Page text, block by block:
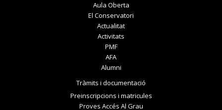
Aula Oberta
El Conservatori
Actualitat
Activitats
PMF
AFA
Alumni
Tràmits i documentació
Preinscripcions i matricules
Proves Accés Al Grau